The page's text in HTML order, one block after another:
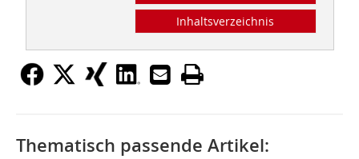
Inhaltsverzeichnis
Thematisch passende Artikel: